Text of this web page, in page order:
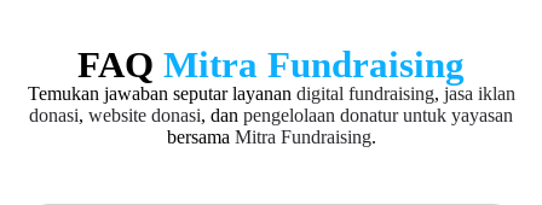
FAQ Mitra Fundraising
Temukan jawaban seputar layanan digital fundraising, jasa iklan
donasi, website donasi, dan pengelolaan donatur untuk yayasan
bersama Mitra Fundraising.